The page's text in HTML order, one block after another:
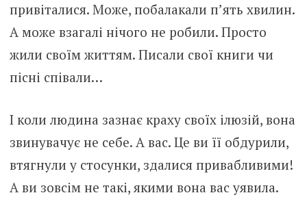
привіталися. Може, побалакали п’ять хвилин.
А може взагалі нічого не робили. Просто
жили своїм життям. Писали свої книги чи
пісні співали…
І коли людина зазнає краху своїх ілюзій, вона
звинувачує не себе. А вас. Це ви її обдурили,
втягнули у стосунки, здалися привабливими!
А ви зовсім не такі, якими вона вас уявила.